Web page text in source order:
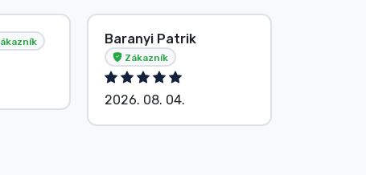
E. Hipságh Zákazník
2026. 08. 04.